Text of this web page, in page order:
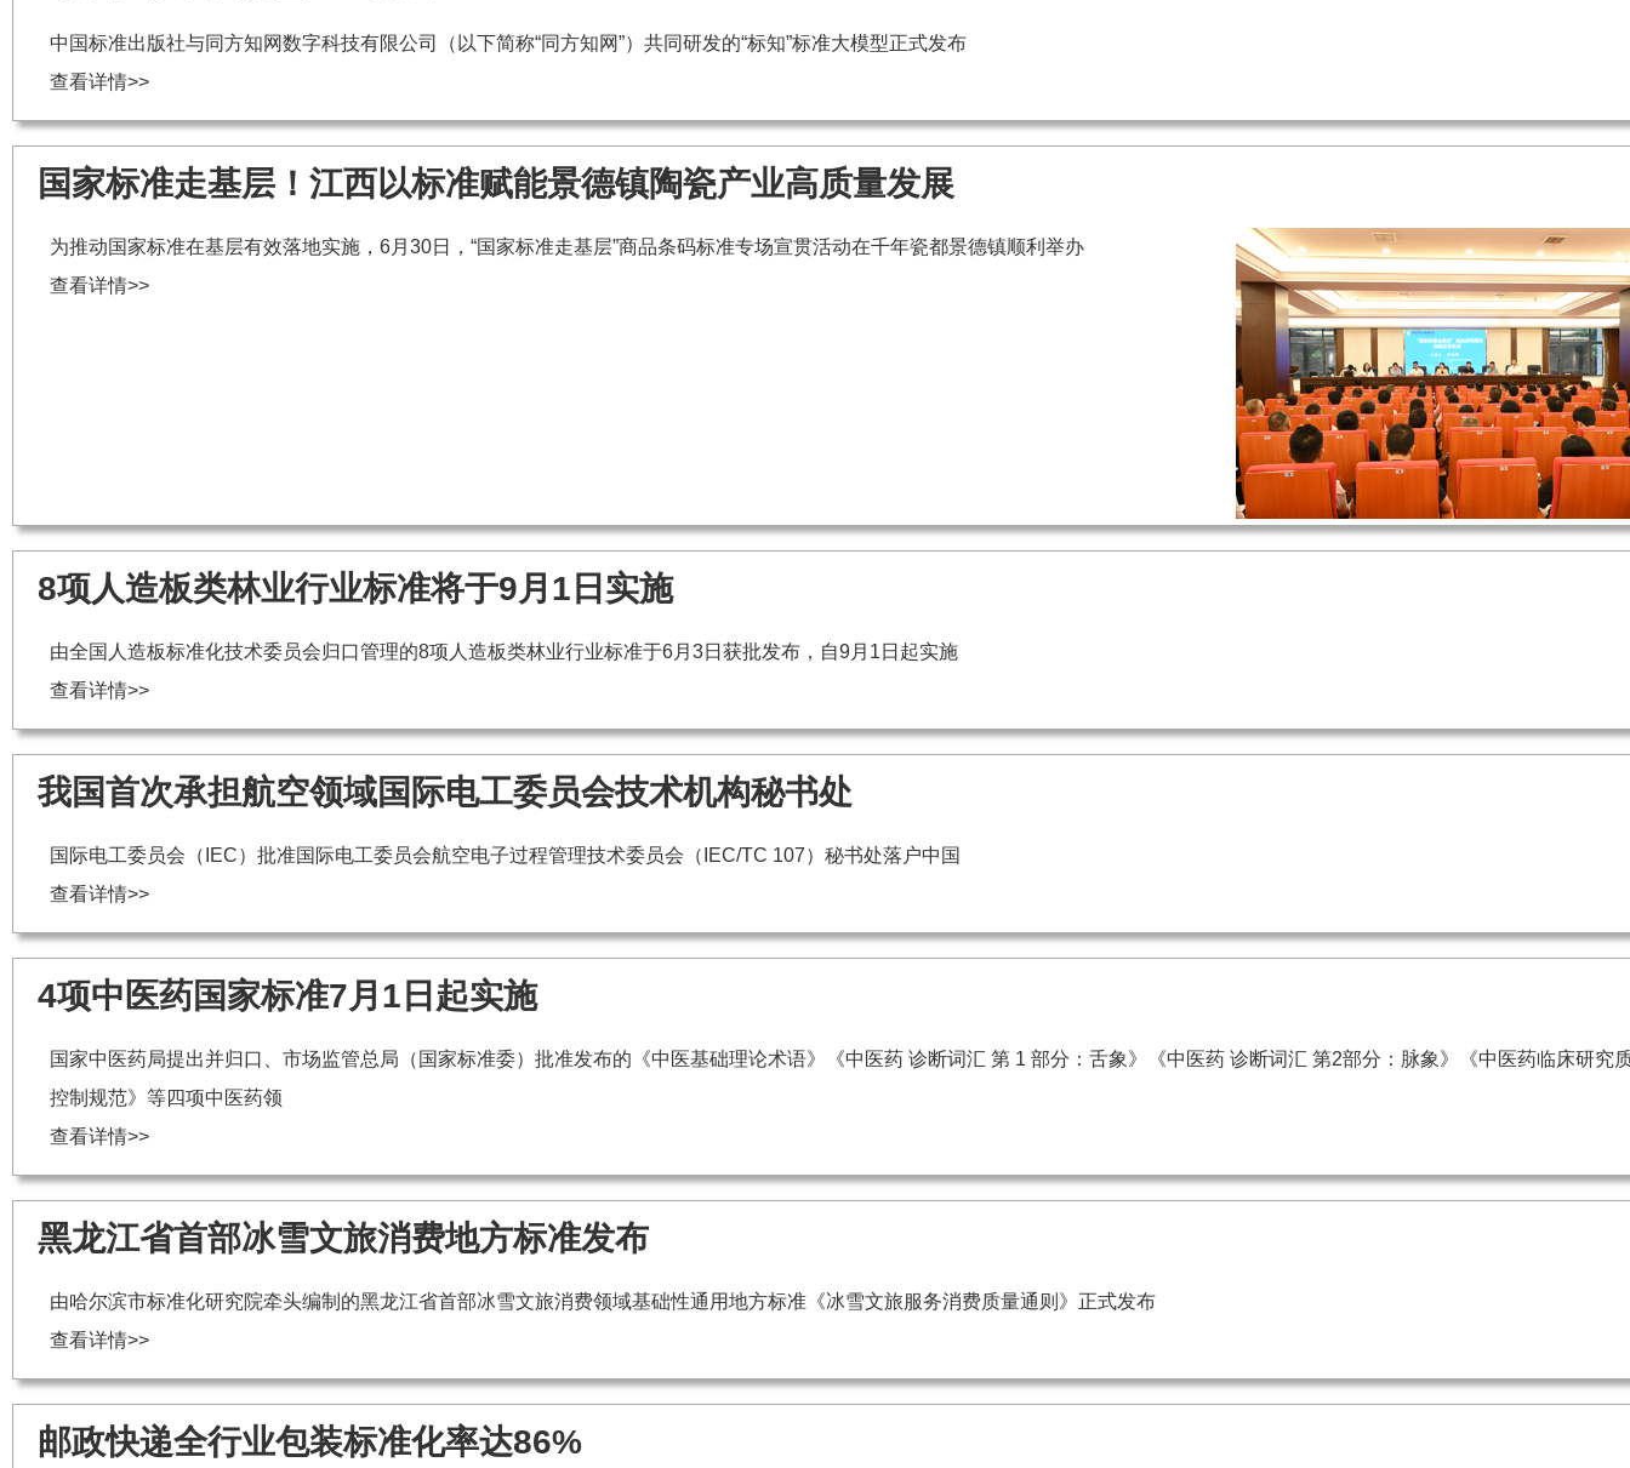
中国标准出版社与同方知网数字科技有限公司（以下简称“同方知网”）共同研发的“标知”标准大模型正式发布
查看详情>>
国家标准走基层！江西以标准赋能景德镇陶瓷产业高质量发展
为推动国家标准在基层有效落地实施，6月30日，“国家标准走基层”商品条码标准专场宣贯活动在千年瓷都景德镇顺利举办
查看详情>>
8项人造板类林业行业标准将于9月1日实施
由全国人造板标准化技术委员会归口管理的8项人造板类林业行业标准于6月3日获批发布，自9月1日起实施
查看详情>>
我国首次承担航空领域国际电工委员会技术机构秘书处
国际电工委员会（IEC）批准国际电工委员会航空电子过程管理技术委员会（IEC/TC 107）秘书处落户中国
查看详情>>
4项中医药国家标准7月1日起实施
国家中医药局提出并归口、市场监管总局（国家标准委）批准发布的《中医基础理论术语》《中医药 诊断词汇 第 1 部分：舌象》《中医药 诊断词汇 第2部分：脉象》《中医药临床研究
控制规范》等四项中医药领
查看详情>>
黑龙江省首部冰雪文旅消费地方标准发布
由哈尔滨市标准化研究院牵头编制的黑龙江省首部冰雪文旅消费领域基础性通用地方标准《冰雪文旅服务消费质量通则》正式发布
查看详情>>
邮政快递全行业包装标准化率达86%